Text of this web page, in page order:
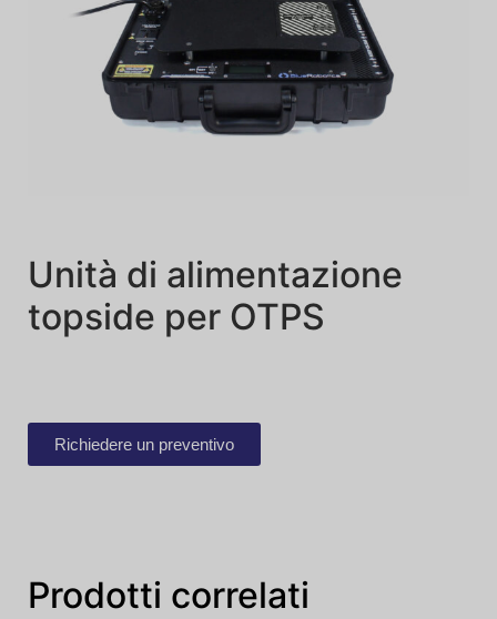
Unità di alimentazione
topside per OTPS
Richiedere un preventivo
Prodotti correlati